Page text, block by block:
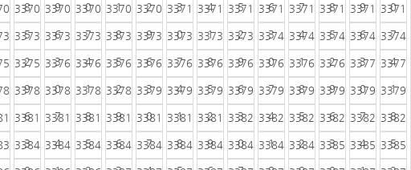
8 9 0 1 2 3 4 5 6 7 8 9 0
3370
5
3370
6
3370
7
3370
8
3370
9
3371
0
3371
1
3371
2
3371
3
3371
4
3371
5
3371
6
3371
7
3373
2
3373
3
3373
4
3373
5
3373
6
3373
7
3373
8
3373
9
3374
0
3374
1
3374
2
3374
3
3374
4
3375
9
3376
0
3376
1
3376
2
3376
3
3376
4
3376
5
3376
6
3376
7
3376
8
3376
9
3377
0
3377
1
3378
6
3378
7
3378
8
3378
9
3379
0
3379
1
3379
2
3379
3
3379
4
3379
5
3379
6
3379
7
3379
8
3381
3
3381
4
3381
5
3381
6
3381
7
3381
8
3381
9
3382
0
3382
1
3382
2
3382
3
3382
4
3382
5
3384 3384 3384 3384 3384 3384 3384 3384 3384 3384 3385 3385 3385